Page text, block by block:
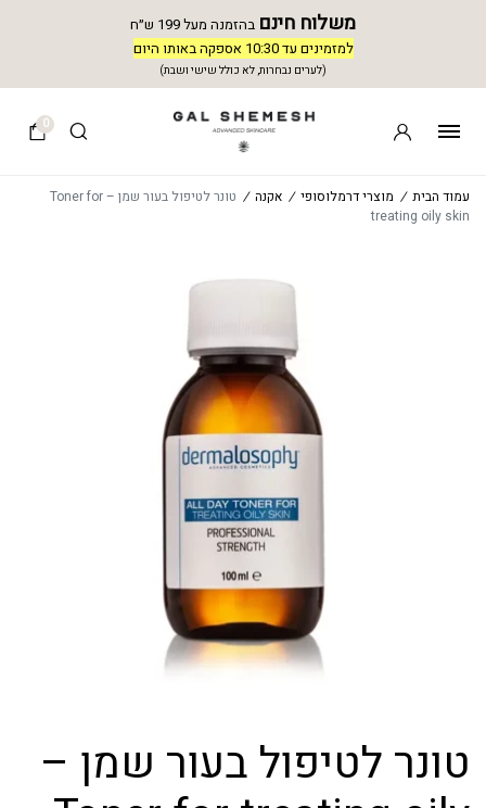
משלוח חינם בהזמנה מעל 199 ש״ח
למזמינים עד 10:30 אספקה באותו היום
(לערים נבחרות, לא כולל שישי ושבת)
0
עמוד הבית / מוצרי דרמלוסופי / אקנה /
טונר לטיפול בעור שמן – Toner for
treating oily skin
טונר לטיפול בעור שמן –